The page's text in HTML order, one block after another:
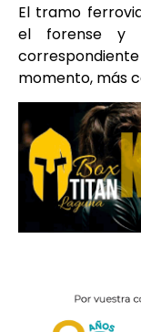
El tramo
el forense y
momento, más